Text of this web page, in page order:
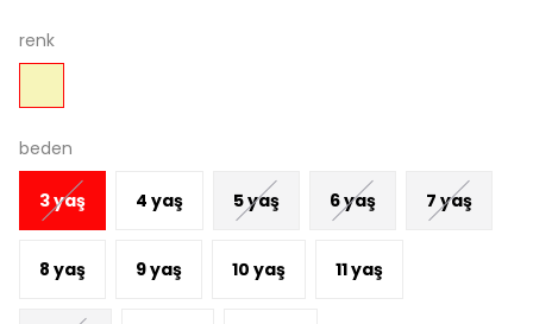
renk
beden
3 yaş 4 yaş 5 yaş 6 yaş 7 yaş
8 yaş 9 yaş 10 yaş 11 yaş